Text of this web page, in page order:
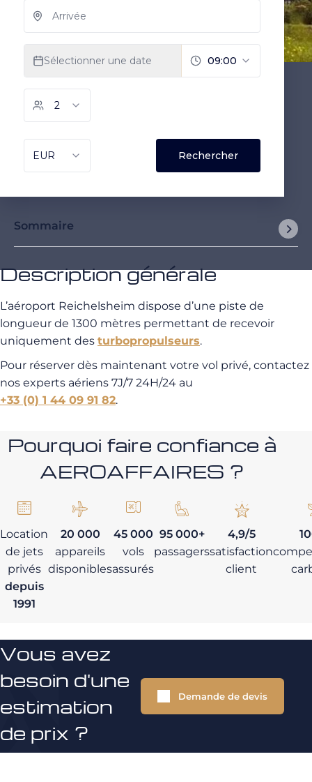
Sommaire
Description générale
L’aéroport Reichelsheim dispose d’une piste de
longueur de 1300 mètres permettant de recevoir
uniquement des turbopropulseurs.
Pour réserver dès maintenant votre vol privé, contactez
nos experts aériens 7J/7 24H/24 au
+33 (0) 1 44 09 91 82.
Pourquoi faire confiance à
AEROAFFAIRES ?
Location
de jets
privés
depuis
1991
20 000
appareils
disponibles
45 000
vols
assurés
95 000+
passagers
4,9/5
satisfaction
client
Vous avez
besoin d'une
estimation
de prix ?
Demande de devis